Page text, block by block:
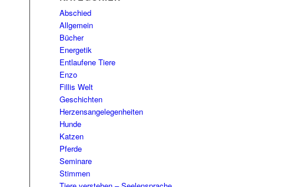
Abschied
Allgemein
Bücher
Energetik
Entlaufene Tiere
Enzo
Fillis Welt
Geschichten
Herzensangelegenheiten
Hunde
Katzen
Pferde
Seminare
Stimmen